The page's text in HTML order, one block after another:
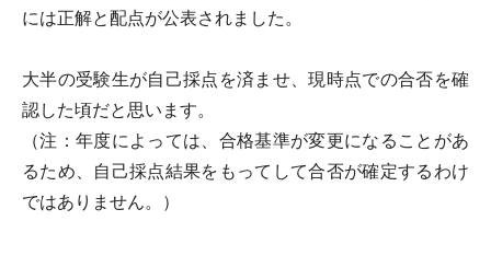
には正解と配点が公表されました。
大半の受験生が自己採点を済ませ、現時点での合否を確
認した頃だと思います。
（注：年度によっては、合格基準が変更になることがあ
るため、自己採点結果をもってして合否が確定するわけ
ではありません。）